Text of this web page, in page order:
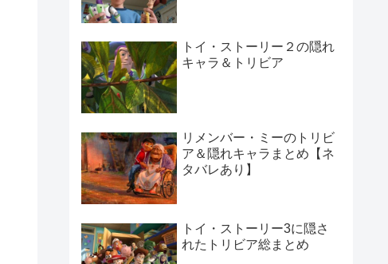
トイ・ストーリー２の隠れ
キャラ＆トリビア
リメンバー・ミーのトリビ
ア＆隠れキャラまとめ【ネ
タバレあり】
トイ・ストーリー3に隠さ
れたトリビア総まとめ